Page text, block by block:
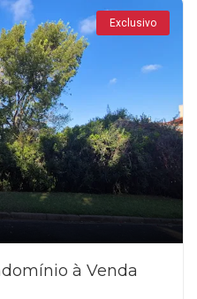
Exclusivo
à Venda